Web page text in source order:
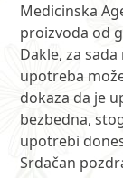
Medicinska
proizvoda od
Dakle, za
upotreba
dokaza da je
bezbedna,
upotrebi
Srdačan